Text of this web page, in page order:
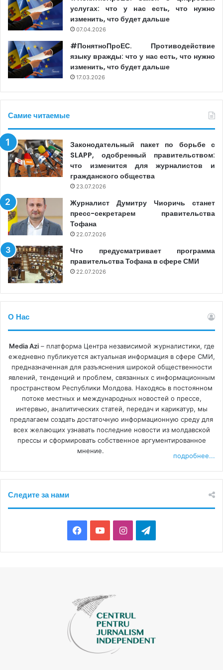
опасаясь преследований.
В этом контексте МИП выражает свою солидарность с
независимыми и мужественными белорусскими
журналистами, которые продолжают работать в стране
и в изгнании, несмотря на давление. По их словам,
Беларусь остается одной из самых больших в мире
тюрем для журналистов. В этой связи МИП напомнил
вице-президент Белорусской ассоциации журналистов
Ирина Славникова была приговорена к пяти годам
лишения свободы в колонии строгого режима по
политически мотивированному обвинению на закрытом
судебном процессе.
Организация призывает международное сообщество и
такие структуры, как Организация по безопасности и
сотрудничеству в Европе, не упускать из виду нападки
правительств на свободу прессы и требовать
немедленного освобождения всех медиа-
профессионалов, находящихся за решеткой.
belarus lukasenko mass media
услугах: что у нас есть, что нужно
изменить, что будет дальше
07.04.2026
#ПонятноПроЕС. Противодействие
языку вражды: что у нас есть, что нужно
изменить, что будет дальше
17.03.2026
Самие читаемые
Законодательный пакет по борьбе с
SLAPP, одобренный правительством:
что изменится для журналистов и
гражданского общества
23.07.2026
Журналист Думитру Чиоричь станет
пресс-секретарем правительства
Тофана
22.07.2026
Что предусматривает программа
правительства Тофана в сфере СМИ
22.07.2026
О Нас
Media Azi– платформа Центра независимой журналистики, где
ежедневно публикуется актуальная информация в сфере СМИ,
предназначенная для разъяснения широкой общественности
явлений, тенденций и проблем, связанных с информационным
пространством Республики Молдова. Находясь в постоянном
потоке местных и международных новостей о прессе,
интервью, аналитических статей, передач и карикатур, мы
предлагаем создать достаточную информационную среду для
всех желающих узнавать последние новости из молдавской
прессы и сформировать собственное аргументированное
мнение.
подробнее...
Следите за нами
Facebook
YouTubeInstagramTelegram